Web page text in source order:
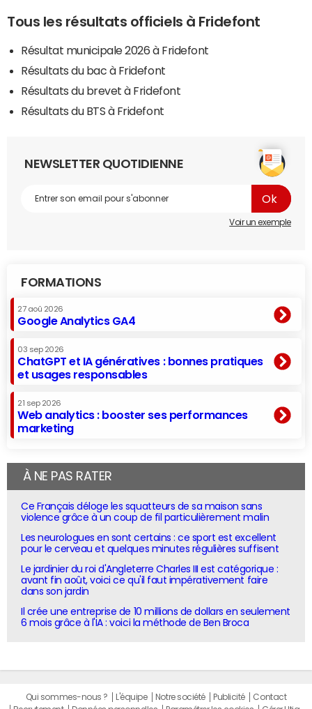
Tous les résultats officiels à Fridefont
Résultat municipale 2026 à Fridefont
Résultats du bac à Fridefont
Résultats du brevet à Fridefont
Résultats du BTS à Fridefont
NEWSLETTER QUOTIDIENNE
Voir un exemple
FORMATIONS
27 aoû 2026
Google Analytics GA4
03 sep 2026
ChatGPT et IA génératives : bonnes pratiques
et usages responsables
21 sep 2026
Web analytics : booster ses performances
marketing
À NE PAS RATER
Ce Français déloge les squatteurs de sa maison sans
violence grâce à un coup de fil particulièrement malin
Les neurologues en sont certains : ce sport est excellent
pour le cerveau et quelques minutes régulières suffisent
Le jardinier du roi d'Angleterre Charles III est catégorique :
avant fin août, voici ce qu'il faut impérativement faire
dans son jardin
Il crée une entreprise de 10 millions de dollars en seulement
6 mois grâce à l'IA : voici la méthode de Ben Broca
Qui sommes-nous ? L'équipe Notre société Publicité
Contact